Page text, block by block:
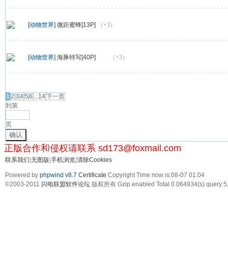
[动物世界] 微距蜜蜂[13P] （+3）
[动物世界] 海豚特写[40P] （+3）
12 3 45 6 ...14下一页
到第
页
确认
正版合作和侵权请联系 sd173@foxmail.com
联系我们|无图版|手机浏览|清除Cookies
Powered by phpwind v8.7 Certificate Copyright Time now is:08-07 01:04
©2003-2011 闪电联盟软件论坛 版权所有 Gzip enabled Total 0.064934(s) query 5,